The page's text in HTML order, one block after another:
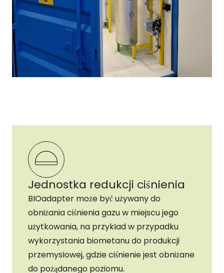
Jednostka redukcji ciśnienia
BIOadapter może być używany do
obniżania ciśnienia gazu w miejscu jego
użytkowania, na przykład w przypadku
wykorzystania biometanu do produkcji
przemysłowej, gdzie ciśnienie jest obniżane
do pożądanego poziomu.